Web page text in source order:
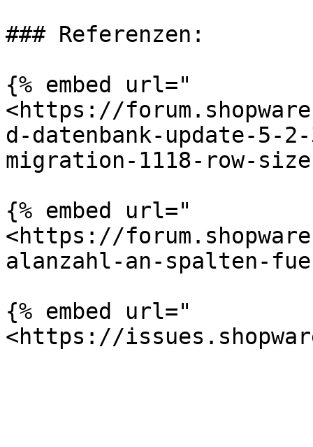
### Referenzen:
{% embed url="
<https://
d-datenbank-update-5-
migration-1118-row-
{% embed url="
<https://
alanzahl-an-spalten-
{% embed url="